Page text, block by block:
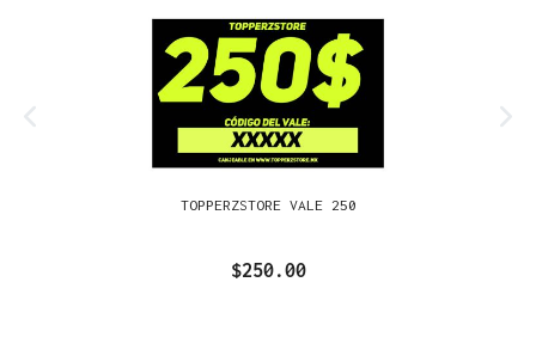
TOPPERZSTORE VALE 250
$250.00